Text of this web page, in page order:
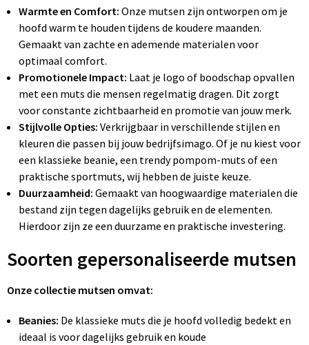
Warmte en Comfort: Onze mutsen zijn ontworpen om je
hoofd warm te houden tijdens de koudere maanden.
Gemaakt van zachte en ademende materialen voor
optimaal comfort.
Promotionele Impact: Laat je logo of boodschap opvallen
met een muts die mensen regelmatig dragen. Dit zorgt
voor constante zichtbaarheid en promotie van jouw merk.
Stijlvolle Opties: Verkrijgbaar in verschillende stijlen en
kleuren die passen bij jouw bedrijfsimago. Of je nu kiest voor
een klassieke beanie, een trendy pompom-muts of een
praktische sportmuts, wij hebben de juiste keuze.
Duurzaamheid: Gemaakt van hoogwaardige materialen die
bestand zijn tegen dagelijks gebruik en de elementen.
Hierdoor zijn ze een duurzame en praktische investering.
Soorten gepersonaliseerde mutsen
Onze collectie mutsen omvat:
Beanies: De klassieke muts die je hoofd volledig bedekt en
ideaal is voor dagelijks gebruik en koude